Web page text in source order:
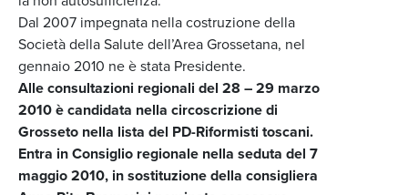
Dal 2007 impegnata nella costruzione della
Società della Salute dell’Area Grossetana, nel
gennaio 2010 ne è stata Presidente.
Alle consultazioni regionali del 28 – 29 marzo
2010 è candidata nella circoscrizione di
Grosseto nella lista del PD-Riformisti toscani.
Entra in Consiglio regionale nella seduta del 7
maggio 2010, in sostituzione della consigliera